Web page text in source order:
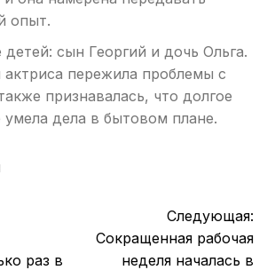
опыт.
сын Георгий и дочь Ольга.
пережила проблемы с
признавалась, что долгое
умела дела в бытовом плане.
раз в
Следующая:
Сокращенная рабочая
неделя началась в